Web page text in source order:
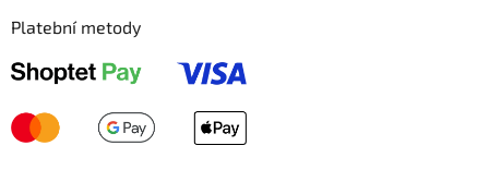
Platební metody